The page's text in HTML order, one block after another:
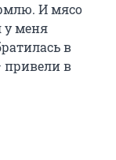
И мясо
у меня
в
привели в